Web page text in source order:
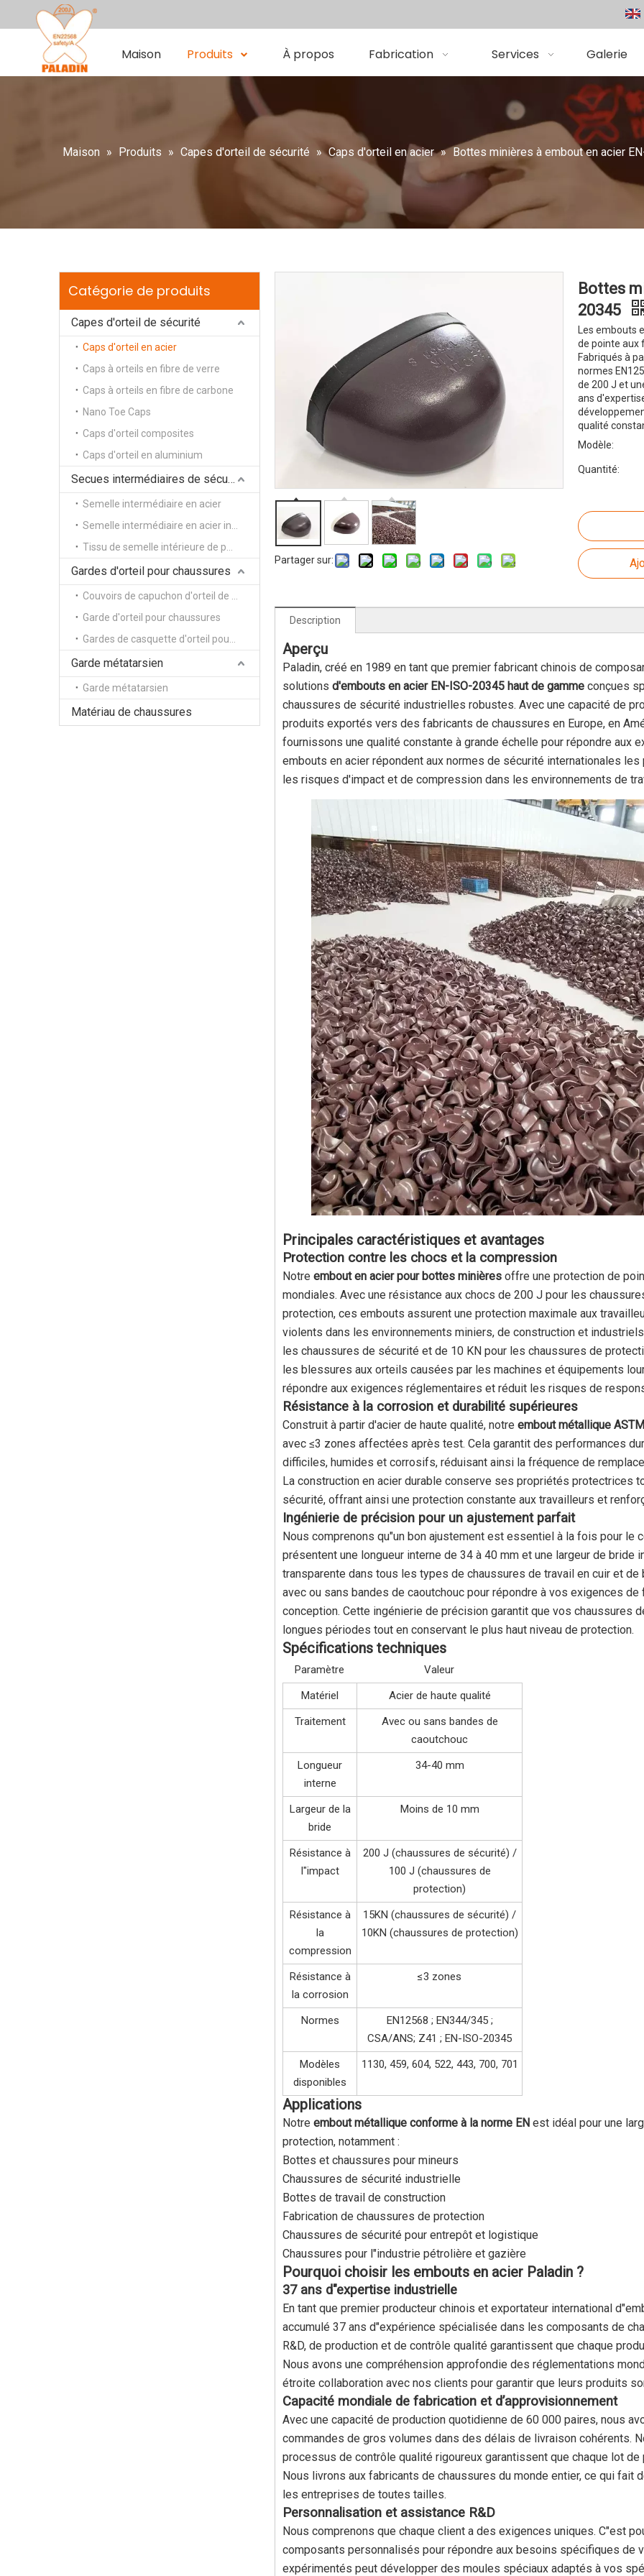
Maison Produits À propos Fabrication Services Galerie
Maison » Produits » Capes d'orteil de sécurité » Caps d'orteil en acier » Bottes minières à embout en acier
Catégorie de produits
Capes d'orteil de sécurité
Caps d'orteil en acier
Caps à orteils en fibre de verre
Caps à orteils en fibre de carbone
Nano Toe Caps
Caps d'orteil composites
Caps d'orteil en aluminium
Secues intermédiaires de sécurité
Semelle intermédiaire en acier
Gardes d'orteil pour chaussures
Garde d'orteil pour chaussures
Garde métatarsien
Garde métatarsien
Matériau de chaussures
Partager sur:
Bottes
20345
Les embouts
de pointe aux
Fabriqués à
normes
de 200 J et
ans
qualité
Modèle:
Quantité:
Description
Aperçu
Paladin, créé en 1989 en tant que premier fabricant chinois de
solutions d'embouts en acier EN-ISO-20345 haut de gamme conçues
chaussures de sécurité industrielles robustes. Avec une capacité de
produits exportés vers des fabricants de chaussures en Europe, en
fournissons une qualité constante à grande échelle pour répondre aux
embouts en acier répondent aux normes de sécurité internationales
les risques d'impact et de compression dans les environnements de
Principales caractéristiques et avantages
Protection contre les chocs et la compression
Notre embout en acier pour bottes minières offre une protection de
mondiales. Avec une résistance aux chocs de 200 J pour les
protection, ces embouts assurent une protection maximale aux
violents dans les environnements miniers, de construction et
les chaussures de sécurité et de 10 KN pour les chaussures de
les blessures aux orteils causées par les machines et équipements
répondre aux exigences réglementaires et réduit les risques de
Résistance à la corrosion et durabilité supérieures
Construit à partir d'acier de haute qualité, notre embout métallique ASTM
avec ≤3 zones affectées après test. Cela garantit des performances
difficiles, humides et corrosifs, réduisant ainsi la fréquence de
La construction en acier durable conserve ses propriétés protectrices
sécurité, offrant ainsi une protection constante aux travailleurs et
Ingénierie de précision pour un ajustement parfait
Nous comprenons qu"un bon ajustement est essentiel à la fois pour le
présentent une longueur interne de 34 à 40 mm et une largeur de bride
transparente dans tous les types de chaussures de travail en cuir et
avec ou sans bandes de caoutchouc pour répondre à vos exigences
conception. Cette ingénierie de précision garantit que vos chaussures
longues périodes tout en conservant le plus haut niveau de protection.
Spécifications techniques
Paramètre
Valeur
Matériel
Acier de haute qualité
Traitement
Avec ou sans bandes de
caoutchouc
Longueur
interne
34-40 mm
Largeur de la
bride
Moins de 10 mm
Résistance à
l"impact
200 J (chaussures de sécurité) /
100 J (chaussures de
protection)
Résistance à
la
compression
15KN (chaussures de sécurité) /
10KN (chaussures de protection)
Résistance à
la corrosion
≤3 zones
Normes
EN12568 ; EN344/345 ;
CSA/ANS; Z41 ; EN-ISO-20345
Modèles
disponibles
1130, 459, 604, 522, 443, 700, 701
Applications
Notre embout métallique conforme à la norme EN est idéal pour une
protection, notamment :
Bottes et chaussures pour mineurs
Chaussures de sécurité industrielle
Bottes de travail de construction
Fabrication de chaussures de protection
Chaussures de sécurité pour entrepôt et logistique
Chaussures pour l"industrie pétrolière et gazière
Pourquoi choisir les embouts en acier Paladin ?
37 ans d"expertise industrielle
En tant que premier producteur chinois et exportateur international
accumulé 37 ans d"expérience spécialisée dans les composants de
R&D, de production et de contrôle qualité garantissent que chaque
Nous avons une compréhension approfondie des réglementations
étroite collaboration avec nos clients pour garantir que leurs produits
Capacité mondiale de fabrication et d’approvisionnement
Avec une capacité de production quotidienne de 60 000 paires, nous
commandes de gros volumes dans des délais de livraison cohérents.
processus de contrôle qualité rigoureux garantissent que chaque lot
Nous livrons aux fabricants de chaussures du monde entier, ce qui fait
les entreprises de toutes tailles.
Personnalisation et assistance R&D
Nous comprenons que chaque client a des exigences uniques. C"est
composants personnalisés pour répondre aux besoins spécifiques de
expérimentés peut développer des moules spéciaux adaptés à vos